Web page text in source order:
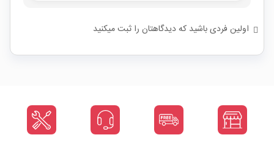
اولین فردی باشید که دیدگاهتان را ثبت میکنید